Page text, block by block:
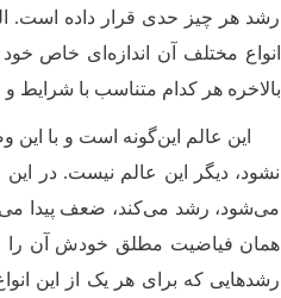
رشد هر چیز حدی قرار داده است.
انواع مختلف آن اندازه‌ای خاص
بالاخره هر کدام متناسب با شرایط
این عالم این‌گونه است و با این
نشود، دیگر این عالم نیست. در این
می‌شود، رشد می‌کند، ضعف پیدا
همان فیاضیت مطلق خودش آن را
رشدهایی که برای هر یک از این